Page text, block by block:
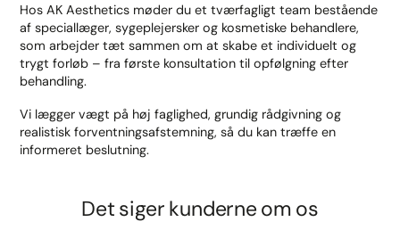
Hos AK Aesthetics møder du et tværfagligt team bestående
af speciallæger, sygeplejersker og kosmetiske behandlere,
som arbejder tæt sammen om at skabe et individuelt og
trygt forløb – fra første konsultation til opfølgning efter
behandling.
Vi lægger vægt på høj faglighed, grundig rådgivning og
realistisk forventningsafstemning, så du kan træffe en
informeret beslutning.
Det siger kunderne om os